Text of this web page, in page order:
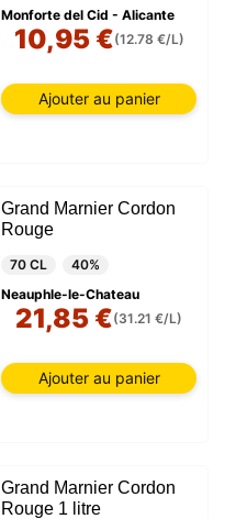
Monforte del Cid - Alicante
10,95 €(12.78 €/L)
Ajouter au panier
Grand Marnier Cordon
Rouge
70 CL
40%
Neauphle-le-Chateau
21,85 €(31.21 €/L)
Ajouter au panier
Grand Marnier Cordon
Rouge 1 litre